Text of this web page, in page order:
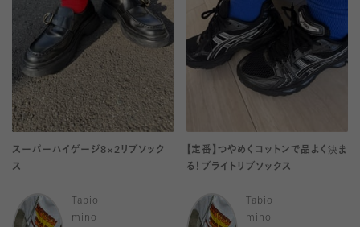
スーパーハイゲージ8×2リブソック
ス
Tabio
mino
【定番】つやめくコットンで品よく決ま
る！ブライトリブソックス
Tabio
mino